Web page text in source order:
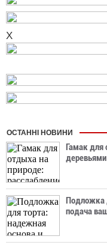
X
ОСТАННІ НОВИНИ
Гамак для
деревьями
Подложка
подача